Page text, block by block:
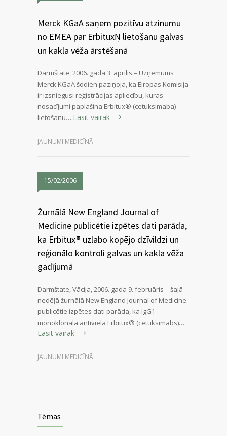
Merck KGaA saņem pozitīvu atzinumu
no EMEA par ErbituxŅ lietošanu galvas
un kakla vēža ārstēšanā
Darmštate, 2006. gada 3. aprīlis – Uzņēmums
Merck KGaA šodien paziņoja, ka Eiropas Komisija
ir izsniegusi reģistrācijas apliecību, kuras
nosacījumi paplašina Erbitux® (cetuksimaba)
lietošanu… Lasīt vairāk
JAUNUMI MEDICĪNĀ
15/02/2006
Žurnālā New England Journal of
Medicine publicētie izpētes dati parāda,
ka Erbitux® uzlabo kopējo dzīvildzi un
reģionālo kontroli galvas un kakla vēža
gadījumā
Darmštate, Vācija, 2006. gada 9. februāris – šajā
nedēļā žurnālā New England Journal of Medicine
publicētie izpētes dati parāda, ka IgG1
monoklonālā antiviela Erbitux® (cetuksimabs)…
Lasīt vairāk
JAUNUMI MEDICĪNĀ
Tēmas